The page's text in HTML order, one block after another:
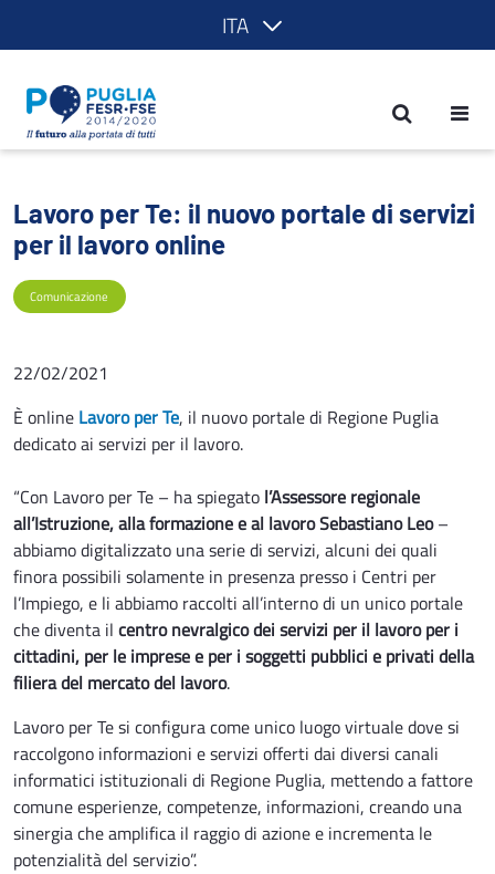
ITA
Lavoro per Te: il nuovo portale di
Lavoro per Te: il nuovo portale di servizi
per il lavoro online
Comunicazione
22/02/2021
È online Lavoro per Te, il nuovo portale di Regione Puglia
dedicato ai servizi per il lavoro.
“Con Lavoro per Te – ha spiegato l’Assessore regionale
all’Istruzione, alla formazione e al lavoro Sebastiano Leo–
abbiamo digitalizzato una serie di servizi, alcuni dei quali
finora possibili solamente in presenza presso i Centri per
l’Impiego, e li abbiamo raccolti all’interno di un unico portale
che diventa il centro nevralgico dei servizi per il lavoro per i
cittadini, per le imprese e per i soggetti pubblici e privati della
filiera del mercato del lavoro.
Lavoro per Te si configura come unico luogo virtuale dove si
raccolgono informazioni e servizi offerti dai diversi canali
informatici istituzionali di Regione Puglia, mettendo a fattore
comune esperienze, competenze, informazioni, creando una
sinergia che amplifica il raggio di azione e incrementa le
potenzialità del servizio”.